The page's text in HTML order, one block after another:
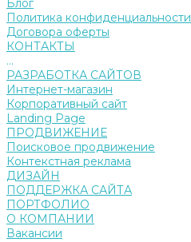
Блог
Политика конфиденциальности
Договора оферты
КОНТАКТЫ
...
РАЗРАБОТКА САЙТОВ
Интернет-магазин
Корпоративный сайт
Landing Page
ПРОДВИЖЕНИЕ
Поисковое продвижение
Контекстная реклама
ДИЗАЙН
ПОДДЕРЖКА САЙТА
ПОРТФОЛИО
О КОМПАНИИ
Вакансии